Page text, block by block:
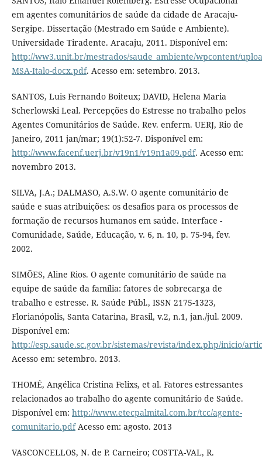
em agentes comunitários de saúde da cidade de Aracaju-
Sergipe. Dissertação (Mestrado em Saúde e Ambiente).
Universidade Tiradente. Aracaju, 2011. Disponível em:
http://ww3.unit.br/mestrados/saude_ambiente/wpcontent/
MSA-Italo-docx.pdf. Acesso em: setembro. 2013.
SANTOS, Luis Fernando Boiteux; DAVID, Helena Maria
Scherlowski Leal. Percepções do Estresse no trabalho pelos
Agentes Comunitários de Saúde. Rev. enferm. UERJ, Rio de
Janeiro, 2011 jan/mar; 19(1):52-7. Disponível em:
http://www.facenf.uerj.br/v19n1/v19n1a09.pdf. Acesso em:
novembro 2013.
SILVA, J.A.; DALMASO, A.S.W. O agente comunitário de
saúde e suas atribuições: os desafios para os processos de
formação de recursos humanos em saúde. Interface -
Comunidade, Saúde, Educação, v. 6, n. 10, p. 75-94, fev.
2002.
SIMÕES, Aline Rios. O agente comunitário de saúde na
equipe de saúde da família: fatores de sobrecarga de
trabalho e estresse. R. Saúde Públ., ISSN 2175-1323,
Florianópolis, Santa Catarina, Brasil, v.2, n.1, jan./jul. 2009.
Disponível em:
http://esp.saude.sc.gov.br/sistemas/revista/index.php/inicio/
Acesso em: setembro. 2013.
THOMÉ, Angélica Cristina Felixs, et al. Fatores estressantes
relacionados ao trabalho do agente comunitário de Saúde.
Disponível em: http://www.etecpalmital.com.br/tcc/agente-
comunitario.pdfAcesso em: agosto. 2013
VASCONCELLOS, N. de P. Carneiro; COSTTA-VAL, R.